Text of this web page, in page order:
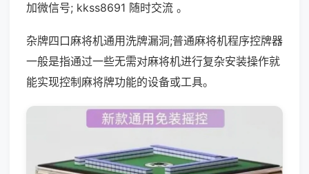
加微信号; kkss8691 随时交流 。
杂牌四口麻将机通用洗牌漏洞;普通麻将机程序控牌器
一般是指通过一些无需对麻将机进行复杂安装操作就
能实现控制麻将牌功能的设备或工具。